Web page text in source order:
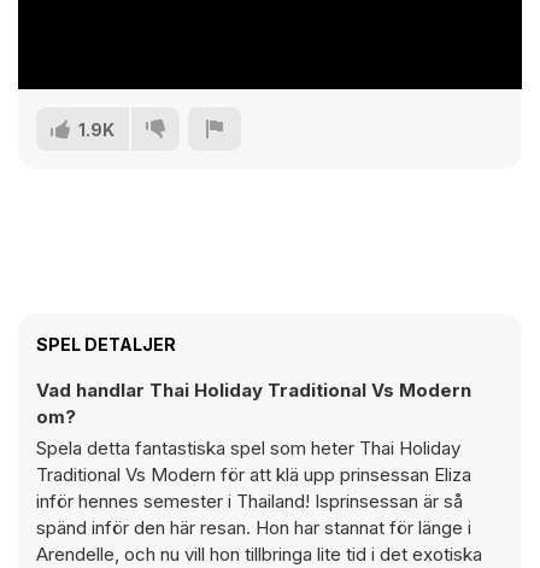
1.9K
SPEL DETALJER
Vad handlar Thai Holiday Traditional Vs Modern
om?
Spela detta fantastiska spel som heter Thai Holiday
Traditional Vs Modern för att klä upp prinsessan Eliza
inför hennes semester i Thailand! Isprinsessan är så
spänd inför den här resan. Hon har stannat för länge i
Arendelle, och nu vill hon tillbringa lite tid i det exotiska